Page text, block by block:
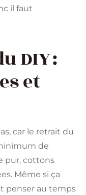
il faut
DIY :
et
car le retrait du
de
pur, cottons
Même si ça
penser au temps